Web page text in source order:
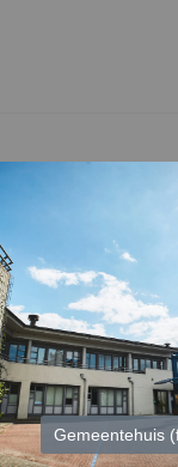
Gemeentehuis